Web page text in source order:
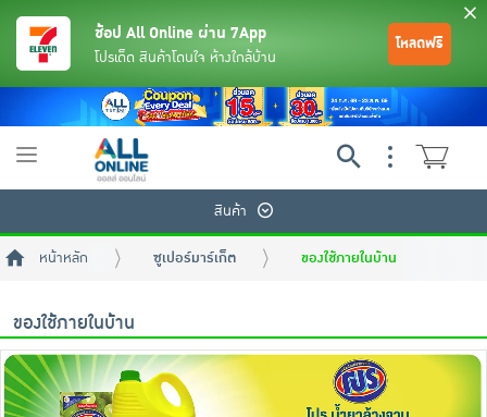
ย้อนกลับ
ย้อนกลับ
ย้อนกลับ
ย้อนกลับ
ย้อนกลับ
ย้อนกลับ
ย้อนกลับ
ย้อนกลับ
ย้อนกลับ
ย้อนกลับ
ย้อนกลับ
ช้อป All Online ผ่าน 7App
โปรเด็ด สินค้าโดนใจ ห้างใกล้บ้าน
โหลดฟรี
Toggle
สินค้า
หน้าหลัก ซูเปอร์มาร์เก็ต ของใช้ภายในบ้าน
ของใช้ภายในบ้าน